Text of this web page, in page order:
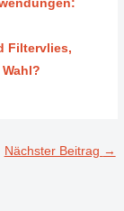
Filtervlies,
Nächster Beitrag →